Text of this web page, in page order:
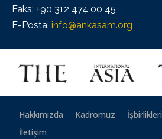
Faks: +90 312 474 00 45
E-Posta: info@ankasam.org
Hakkımızda Kadromuz İşbirlikleri
İletişim